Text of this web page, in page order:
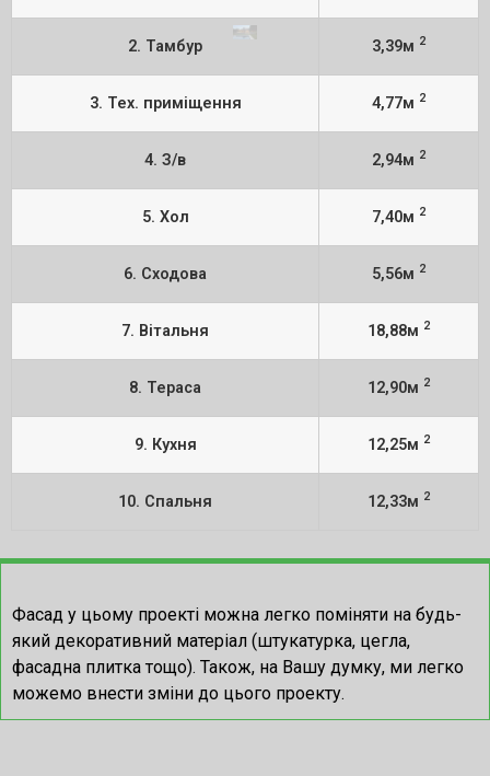
2. Тамбур 3,39м 2
3. Тех. приміщення 4,77м 2
4. З/в 2,94м 2
5. Хол 7,40м 2
6. Сходова 5,56м 2
7. Вітальня 18,88м 2
8. Тераса 12,90м 2
9. Кухня 12,25м 2
10. Спальня 12,33м 2
Фасад у цьому проекті можна легко поміняти на будь-
який декоративний матеріал (штукатурка, цегла,
фасадна плитка тощо). Також, на Вашу думку, ми легко
можемо внести зміни до цього проекту.